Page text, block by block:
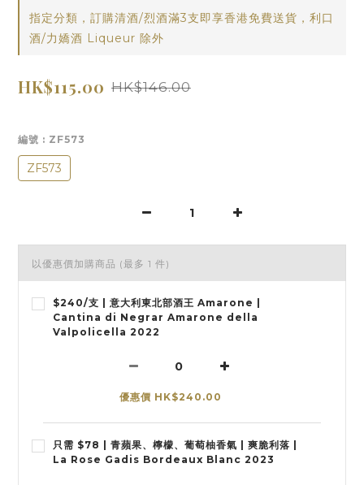
指定分類，訂購清酒/烈酒滿3支即享香港免費送貨，利口
酒/力嬌酒 Liqueur 除外
HK$115.00 HK$146.00
編號 : ZF573
ZF573
以優惠價加購商品 (最多 1 件)
$240/支 | 意大利東北部酒王 Amarone |
Cantina di Negrar Amarone della
Valpolicella 2022
優惠價 HK$240.00
只需 $78 | 青蘋果、檸檬、葡萄柚香氣 | 爽脆利落 |
La Rose Gadis Bordeaux Blanc 2023